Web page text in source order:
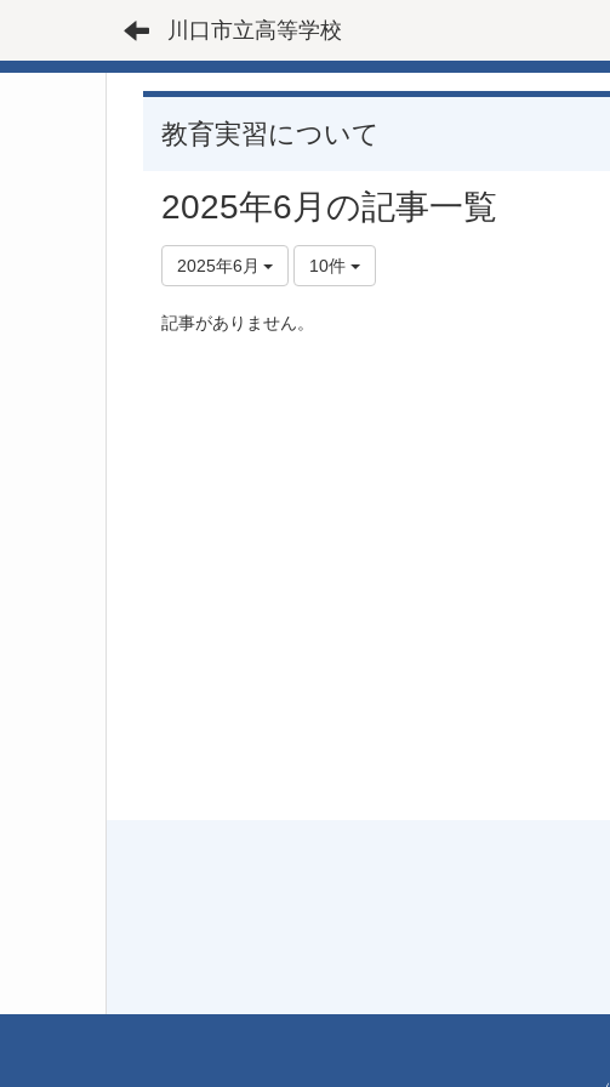
川口市立高等学校
教育実習について
2025年6月の記事一覧
2025年6月 10件
記事がありません。